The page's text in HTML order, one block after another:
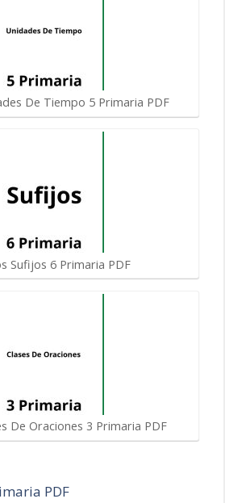
De Tiempo 5 Primaria PDF
Sufijos 6 Primaria PDF
De Oraciones 3 Primaria PDF
PDF